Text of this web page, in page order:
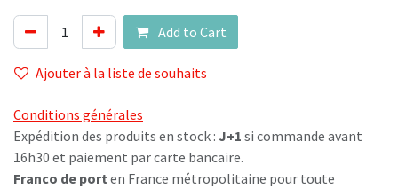
Add to Cart
Ajouter à la liste de souhaits
Conditions générales
Expédition des produits en stock : J+1 si commande avant
16h30 et paiement par carte bancaire.
Franco de port en France métropolitaine pour toute